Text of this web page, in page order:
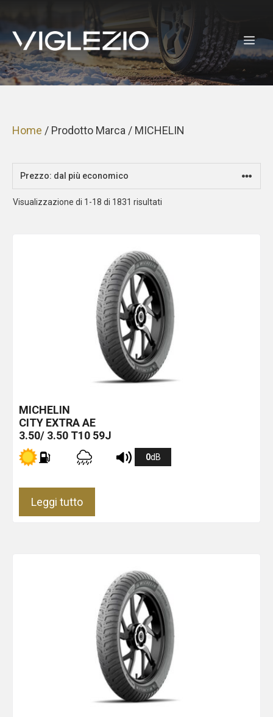
contenuto
Home / Prodotto Marca / MICHELIN
Visualizzazione di 1-18 di 1831 risultati
MICHELIN
CITY EXTRAAE
3.50/ 3.50 T10 59J
0dB
Leggi tutto